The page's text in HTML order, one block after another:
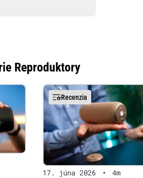
Reproduktory
Recenzia
17. júna 2026 • 4m